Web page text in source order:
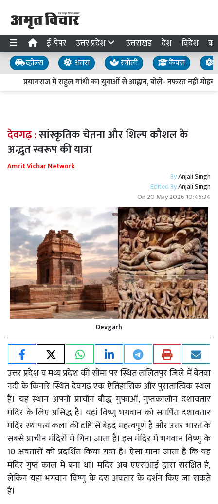
ई-पेपर उत्तर प्रदेश उत्तराखंड देश विदेश
व्हील्स अंतस रंगोली कैंपस
प्रयागराज में राहुल गांधी का युवाओं से आह्वान, बोले- नफरत नहीं
देवगढ़ :सांस्कृतिक चेतना और शिल्प कौशल के
अद्भुत स्वरूप की यात्रा
Amrit Vichar Network
ByAnjali Singh
Edited ByAnjali Singh
On 20 May 2026 10:45:34
Devgarh
उत्तर प्रदेश व मध्य प्रदेश की सीमा पर स्थित ललितपुर जिले में बेतवा
नदी के किनारे स्थित देवगढ़ एक ऐतिहासिक और पुरातात्विक स्थल
है। यह स्थान अपनी प्राचीन बौद्ध गुफाओं, गुप्तकालीन दशावतार
मंदिर के लिए प्रसिद्ध है। यहां विष्णु भगवान को समर्पित दशावतार
मंदिर स्थापत्य कला की दृष्टि से बेहद महत्वपूर्ण है और उत्तर भारत के
सबसे प्राचीन मंदिरों में गिना जाता है। इस मंदिर में भगवान विष्णु के
10 अवतारों को प्रदर्शित किया गया है। ऐसा माना जाता है कि यह
मंदिर गुप्त काल में बना था। मंदिर अब एएसआई द्वारा संरक्षित है,
लेकिन यहां भगवान विष्णु के दस अवतार के दर्शन किए जा सकते
हैं।